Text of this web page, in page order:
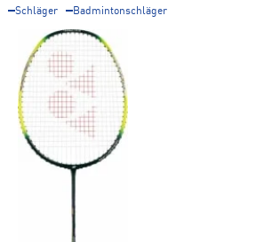
Schläger Badmintonschläger